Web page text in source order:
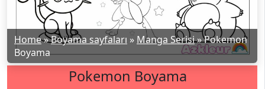
Home»Boyama sayfaları » Manga Serisi»Pokemon
Boyama
Pokemon Boyama